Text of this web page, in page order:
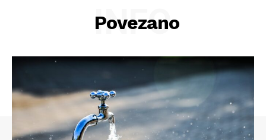
Povezano
INFO